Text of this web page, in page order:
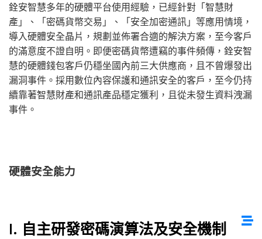
銓安智慧多年的硬體平台使用經驗，已經針對「智慧財
產」、「密碼貨幣交易」、「安全加密通訊」等應用情境，
導入硬體安全晶片，規劃並佈署合適的解決方案，至今客戶
的滿意度不證自明。即便密碼貨幣遭竊的事件頻傳，銓安智
慧的硬體錢包客戶仍穩坐國內前三大供應商，且不曾爆發出
漏洞事件。採用數位內容保護和通訊安全的客戶，至今仍持
續靠著智慧財產和通訊產品穩定獲利，且從未發生資料洩漏
事件。
硬體安全能力
I. 自主研發密碼演算法及安全機制